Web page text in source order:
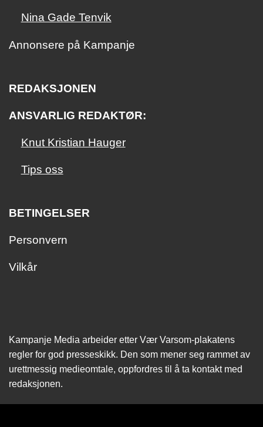
Nina Gade Tenvik
Annonsere på Kampanje
REDAKSJONEN
ANSVARLIG REDAKTØR:
Knut Kristian Hauger
Tips oss
BETINGELSER
Personvern
Vilkår
Kampanje Media arbeider etter Vær Varsom-plakatens
regler for god presseskikk. Den som mener seg rammet av
urettmessig medie­omtale, oppfordres til å ta kontakt med
redaksjonen.